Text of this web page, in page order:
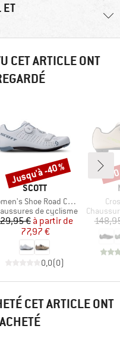
ET
CET ARTICLE ONT
MARQUE
SCOTT
Shoe Road Comp Boa
groupde cyclisme
Prix
€ Prix réduit
à partir de
77,97 €
0,0(0)
Remise
Jusqu'à -40 %
Product
-
CET ARTICLE ONT